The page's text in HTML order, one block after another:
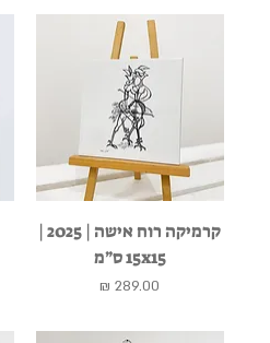
קרמיקה רוח אישה | 2025 |
15x15 ס״מ
מחיר